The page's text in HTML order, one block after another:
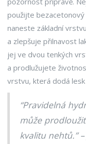
použijte bezacetonový
naneste základní
a zlepšuje přilnavost
jej ve dvou tenkých
a prodlužujete
vrstvu, která dodá
“Pravidelná
může
kvalitu nehtů.”